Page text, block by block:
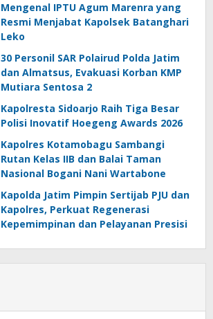
Mengenal IPTU Agum Marenra yang
Resmi Menjabat Kapolsek Batanghari
Leko
30 Personil SAR Polairud Polda Jatim
dan Almatsus, Evakuasi Korban KMP
Mutiara Sentosa 2
Kapolresta Sidoarjo Raih Tiga Besar
Polisi Inovatif Hoegeng Awards 2026
Kapolres Kotamobagu Sambangi
Rutan Kelas IIB dan Balai Taman
Nasional Bogani Nani Wartabone
Kapolda Jatim Pimpin Sertijab PJU dan
Kapolres, Perkuat Regenerasi
Kepemimpinan dan Pelayanan Presisi